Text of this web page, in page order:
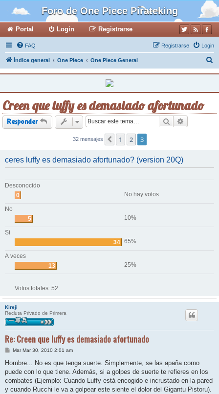
Foro de One Piece Pirateking
Portal Login Registrarse
FAQ Login
Registrarse
Índice general One Piece One Piece General
c
Creen que luffy es demasiado afortunado
Responder Buscar
32 mensajes Anterior
1 2 3
ceres luffy es demasiado afortunado? (version 20Q)
Desconocido
0
No hay votos
No
5
10%
Si
34 65%
A veces
13
25%
Votos totales: 52
Kireji
Recluta Privado de Primera
Re: Creen que luffy es demasiado afortunado
M
n
a
j
Mar Mar 30, 2010 2:01 am
Hombre... No es que tenga suerte. Simplemente, se las apaña como
puede con lo que tiene. Además, si a golpes de suerte te refieres en los
combates (Ejemplo: Cuando Luffy está encogido e incrustado en la pared
y cuando Rucchi le va a golpear este siente el dolor del Gigantu Pistoru).